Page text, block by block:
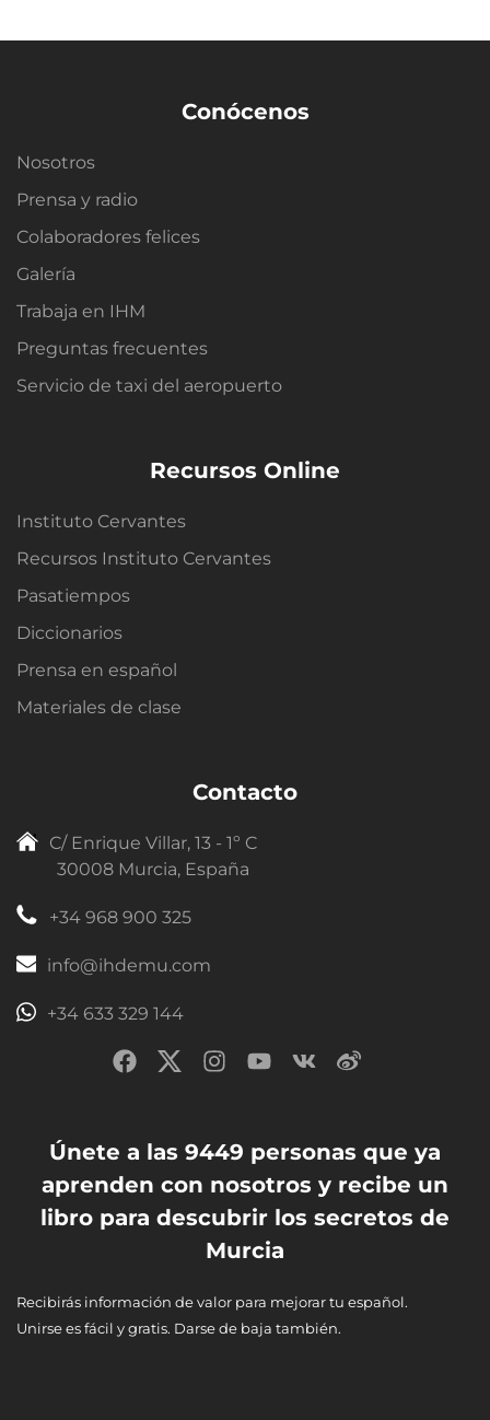
Conócenos
Nosotros
Prensa y radio
Colaboradores felices
Galería
Trabaja en IHM
Preguntas frecuentes
Servicio de taxi del aeropuerto
Recursos Online
Instituto Cervantes
Recursos Instituto Cervantes
Pasatiempos
Diccionarios
Prensa en español
Materiales de clase
Contacto
C/ Enrique Villar, 13 - 1º C
30008 Murcia, España
+34 968 900 325
info@ihdemu.com
+34 633 329 144
Únete a las 9449 personas que ya
aprenden con nosotros y recibe un
libro para descubrir los secretos de
Murcia
Recibirás información de valor para mejorar tu español.
Unirse es fácil y gratis. Darse de baja también.